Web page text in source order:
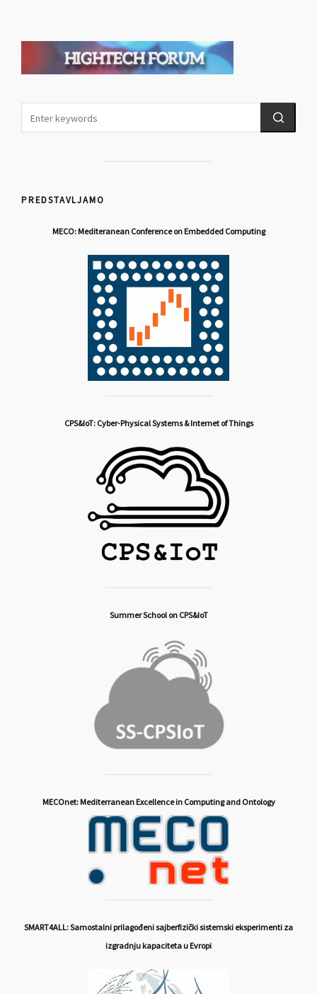
PREDSTAVLJAMO
MECO: Mediteranean Conference on Embedded Computing
CPS&IoT: Cyber-Physical Systems & Internet of Things
Summer School on CPS&IoT
MECOnet: Mediterranean Excellence in Computing and Ontology
SMART4ALL: Samostalni prilagođeni sajberfizički sistemski eksperimenti za
izgradnju kapaciteta u Evropi